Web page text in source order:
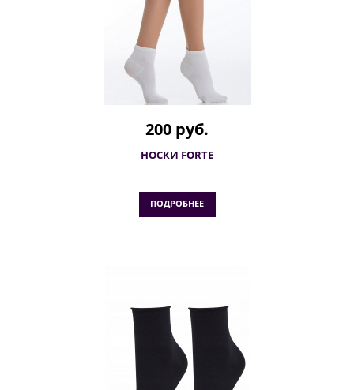
200 руб.
НОСКИ FORTE
ПОДРОБНЕЕ